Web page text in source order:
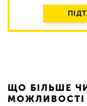
ЩО БІЛЬШЕ
МОЖЛИВОСТІ